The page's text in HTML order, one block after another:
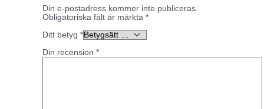
Din e-postadress kommer inte publiceras.
Obligatoriska fält är märkta *
Ditt betyg *
Din recension *